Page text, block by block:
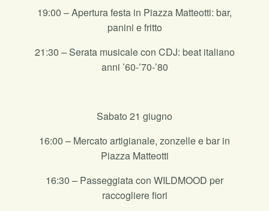
19:00 – Apertura festa in Piazza Matteotti: bar,
panini e fritto
21:30 – Serata musicale con CDJ: beat italiano
anni ’60-’70-’80
Sabato 21 giugno
16:00 – Mercato artigianale, zonzelle e bar in
Piazza Matteotti
16:30 – Passeggiata con WILDMOOD per
raccogliere fiori